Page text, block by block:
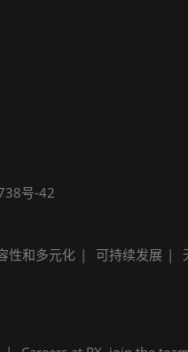
号-42
性和多元化 可持续发展